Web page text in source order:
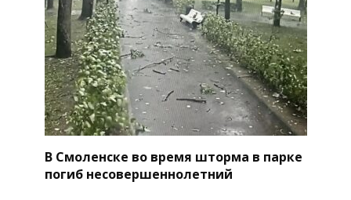
В Смоленске во время шторма в парке
погиб несовершеннолетний